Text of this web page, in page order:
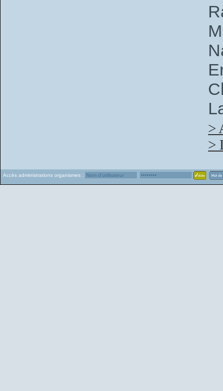
>
>
Accès administrations organismes :